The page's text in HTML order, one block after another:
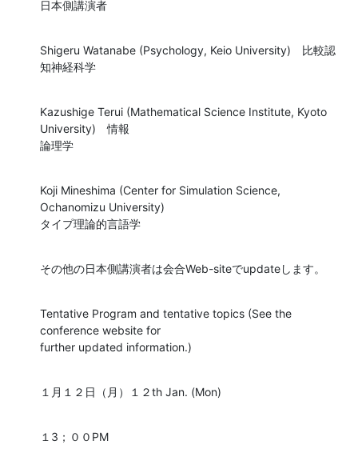
日本側講演者
Shigeru Watanabe (Psychology, Keio University)　比較認
知神経科学
Kazushige Terui (Mathematical Science Institute, Kyoto
University)　情報
論理学
Koji Mineshima (Center for Simulation Science,
Ochanomizu University)
タイプ理論的言語学
その他の日本側講演者は会合Web-siteでupdateします。
Tentative Program and tentative topics (See the
conference website for
further updated information.)
１月１２日（月）１２th Jan. (Mon)
１3；００PM